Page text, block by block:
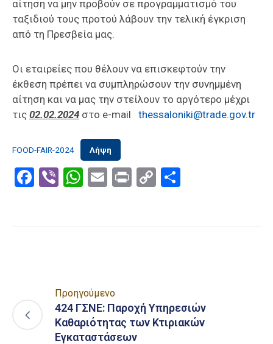
αίτηση να μην προβούν σε προγραμματισμό του
ταξιδιού τους προτού λάβουν την τελική έγκριση
από τη Πρεσβεία μας.
Oι εταιρείες που θέλουν να επισκεφτούν την
έκθεση πρέπει να συμπληρώσουν την συνημμένη
αίτηση και να μας την στείλουν το αργότερο μέχρι
τις 02.02.2024 στο e-mail thessaloniki@trade.gov.tr
FOOD-FAIR-2024 Λήψη
Facebook
ViberWhatsApp
EmailPrintCopy
Προηγούμενο
424 ΓΣΝΕ: Παροχή Υπηρεσιών
Καθαριότητας των Κτιριακών
Εγκαταστάσεων